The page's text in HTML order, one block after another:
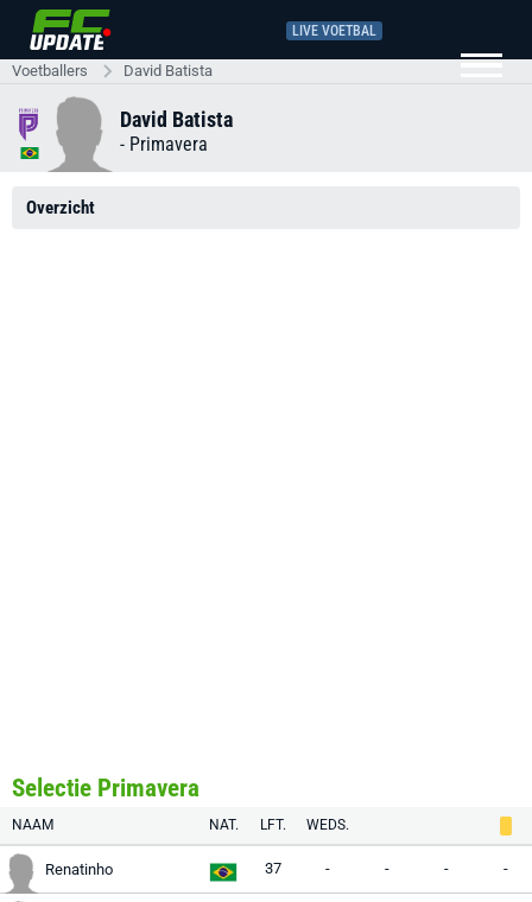
LIVE VOETBAL
Voetballers David Batista
David Batista
- Primavera
Overzicht
Selectie Primavera
NAAM NAT. LFT. WEDS.
Renatinho 37 - - - -